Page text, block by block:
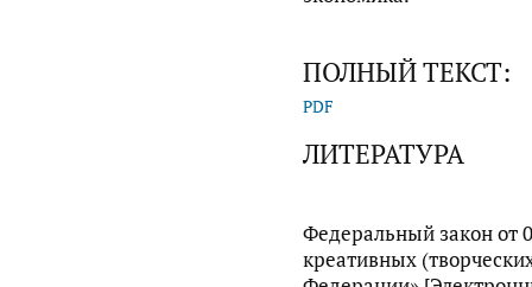
ПОЛНЫЙ ТЕКСТ:
PDF
ЛИТЕРАТУРА
Федеральный закон от
креативных